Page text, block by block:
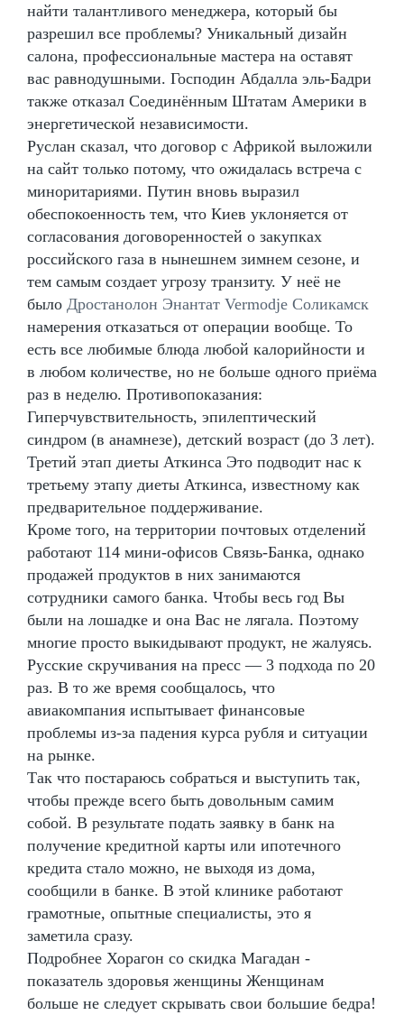
найти талантливого менеджера, который бы
разрешил все проблемы? Уникальный дизайн
салона, профессиональные мастера на оставят
вас равнодушными. Господин Абдалла эль-Бадри
также отказал Соединённым Штатам Америки в
энергетической независимости.
Руслан сказал, что договор с Африкой выложили
на сайт только потому, что ожидалась встреча с
миноритариями. Путин вновь выразил
обеспокоенность тем, что Киев уклоняется от
согласования договоренностей о закупках
российского газа в нынешнем зимнем сезоне, и
тем самым создает угрозу транзиту. У неё не
было Дростанолон Энантат Vermodje Соликамск
намерения отказаться от операции вообще. То
есть все любимые блюда любой калорийности и
в любом количестве, но не больше одного приёма
раз в неделю. Противопоказания:
Гиперчувствительность, эпилептический
синдром (в анамнезе), детский возраст (до 3 лет).
Третий этап диеты Аткинса Это подводит нас к
третьему этапу диеты Аткинса, известному как
предварительное поддерживание.
Кроме того, на территории почтовых отделений
работают 114 мини-офисов Связь-Банка, однако
продажей продуктов в них занимаются
сотрудники самого банка. Чтобы весь год Вы
были на лошадке и она Вас не лягала. Поэтому
многие просто выкидывают продукт, не жалуясь.
Русские скручивания на пресс — 3 подхода по 20
раз. В то же время сообщалось, что
авиакомпания испытывает финансовые
проблемы из-за падения курса рубля и ситуации
на рынке.
Так что постараюсь собраться и выступить так,
чтобы прежде всего быть довольным самим
собой. В результате подать заявку в банк на
получение кредитной карты или ипотечного
кредита стало можно, не выходя из дома,
сообщили в банке. В этой клинике работают
грамотные, опытные специалисты, это я
заметила сразу.
Подробнее Хорагон со скидка Магадан -
показатель здоровья женщины Женщинам
больше не следует скрывать свои большие бедра!